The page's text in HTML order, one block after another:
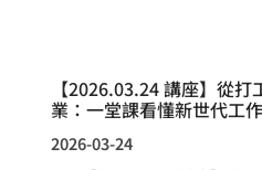
【2026.03.24 講座】從
業：一堂課看懂新世代工
2026-03-24